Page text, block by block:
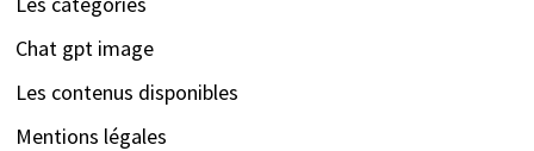
Chat gpt image
Les contenus disponibles
Mentions légales